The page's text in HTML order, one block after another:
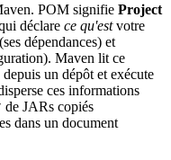
POM signifie Project
déclare ce qu'estvotre
(ses dépendances) et
Maven lit ce
un dépôt et exécute
ces informations
de JARs copiés
dans un document